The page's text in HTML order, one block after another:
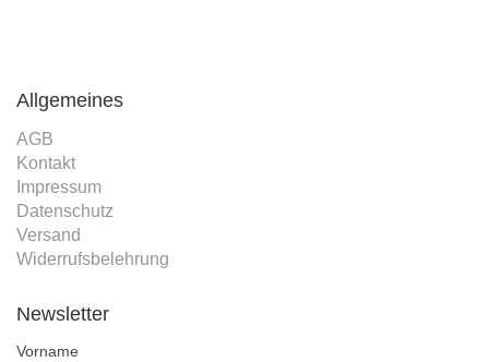
Allgemeines
AGB
Kontakt
Impressum
Datenschutz
Versand
Widerrufsbelehrung
Newsletter
Vorname